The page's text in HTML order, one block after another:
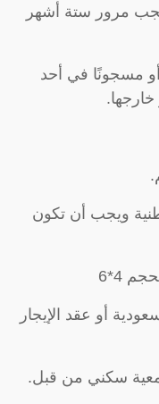
مرور ستة أشهر
أو مسجونًا في أحد
ويجب أن تكون
4*6
أو عقد الإيجار
سكني من قبل.